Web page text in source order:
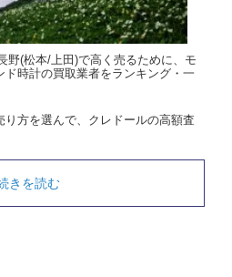
野(松本/上田)で高く売るために、モ
時計の買取業者をランキング・一
方を選んで、クレドールの高額査
きを読む